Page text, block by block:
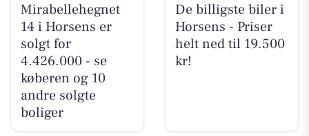
Mirabellehegnet
14 i Horsens er
solgt for
4.426.000 - se
køberen og 10
andre solgte
boliger
De billigste biler i
Horsens - Priser
helt ned til 19.500
kr!